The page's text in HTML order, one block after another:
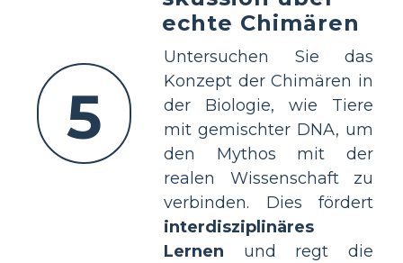
5
echte Chimären
Untersuchen Sie das
Konzept der Chimären in
der Biologie, wie Tiere
mit gemischter DNA, um
den Mythos mit der
realen Wissenschaft zu
verbinden. Dies fördert
interdisziplinäres
Lernen und regt die